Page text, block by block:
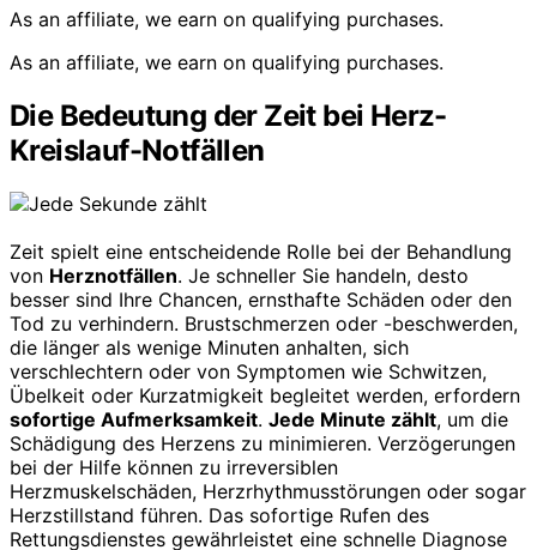
As an affiliate, we earn on qualifying purchases.
As an affiliate, we earn on qualifying purchases.
Die Bedeutung der Zeit bei Herz-
Kreislauf-Notfällen
Zeit spielt eine entscheidende Rolle bei der Behandlung
von Herznotfällen. Je schneller Sie handeln, desto
besser sind Ihre Chancen, ernsthafte Schäden oder den
Tod zu verhindern. Brustschmerzen oder -beschwerden,
die länger als wenige Minuten anhalten, sich
verschlechtern oder von Symptomen wie Schwitzen,
Übelkeit oder Kurzatmigkeit begleitet werden, erfordern
sofortige Aufmerksamkeit. Jede Minute zählt, um die
Schädigung des Herzens zu minimieren. Verzögerungen
bei der Hilfe können zu irreversiblen
Herzmuskelschäden, Herzrhythmusstörungen oder sogar
Herzstillstand führen. Das sofortige Rufen des
Rettungsdienstes gewährleistet eine schnelle Diagnose